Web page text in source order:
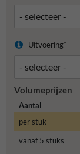
Uitvoering*
Volumeprijzen
Aantal
per stuk
vanaf 5 stuks